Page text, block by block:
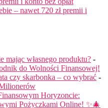
– nawet 720 zł premii i
mając własnego produktu? -
do Wolności Finansowej!
czy skarbonka – co wybrać -
Horyzoncie:
Pożyczkami Online! ✨🎄